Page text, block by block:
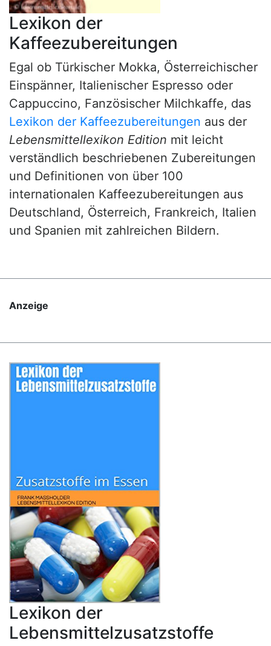
Lexikon der
Kaffeezubereitungen
Egal ob Türkischer Mokka, Österreichischer
Einspänner, Italienischer Espresso oder
Cappuccino, Fanzösischer Milchkaffe, das
Lexikon der Kaffeezubereitungen aus der
Lebensmittellexikon Edition mit leicht
verständlich beschriebenen Zubereitungen
und Definitionen von über 100
internationalen Kaffeezubereitungen aus
Deutschland, Österreich, Frankreich, Italien
und Spanien mit zahlreichen Bildern.
Anzeige
Lexikon der
Lebensmittelzusatzstoffe